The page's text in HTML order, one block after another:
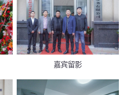
嘉宾留影